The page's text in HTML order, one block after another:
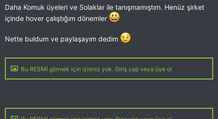
Daha Komuk üyeleri ve Solaklar ile tanışmamıştım. Henüz şirket
içinde hover çalıştığım dönemler
Nette buldum ve paylaşayım dedim
Bu RESMİ görmek için izniniz yok. Giriş yap veya üye ol